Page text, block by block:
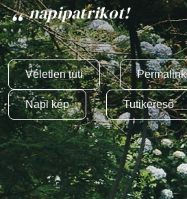
napipatrikot!
Véletlen tuti Permalink
Napi kép Tutikereső